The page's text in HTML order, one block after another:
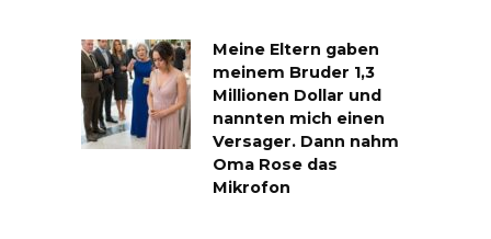
Meine Eltern gaben
meinem Bruder 1,3
Millionen Dollar und
nannten mich einen
Versager. Dann nahm
Oma Rose das
Mikrofon